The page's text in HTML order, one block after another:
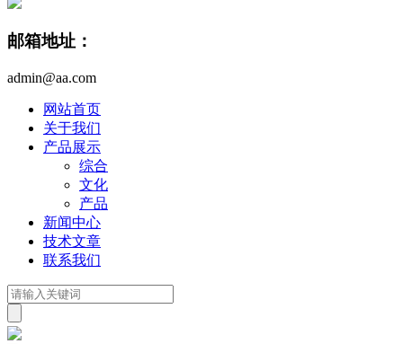
邮箱地址：
admin@aa.com
网站首页
关于我们
产品展示
综合
文化
产品
新闻中心
技术文章
联系我们